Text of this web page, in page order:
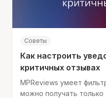
Советы
Как настроить
критичных отзывах
MPReviews умеет
можно получать